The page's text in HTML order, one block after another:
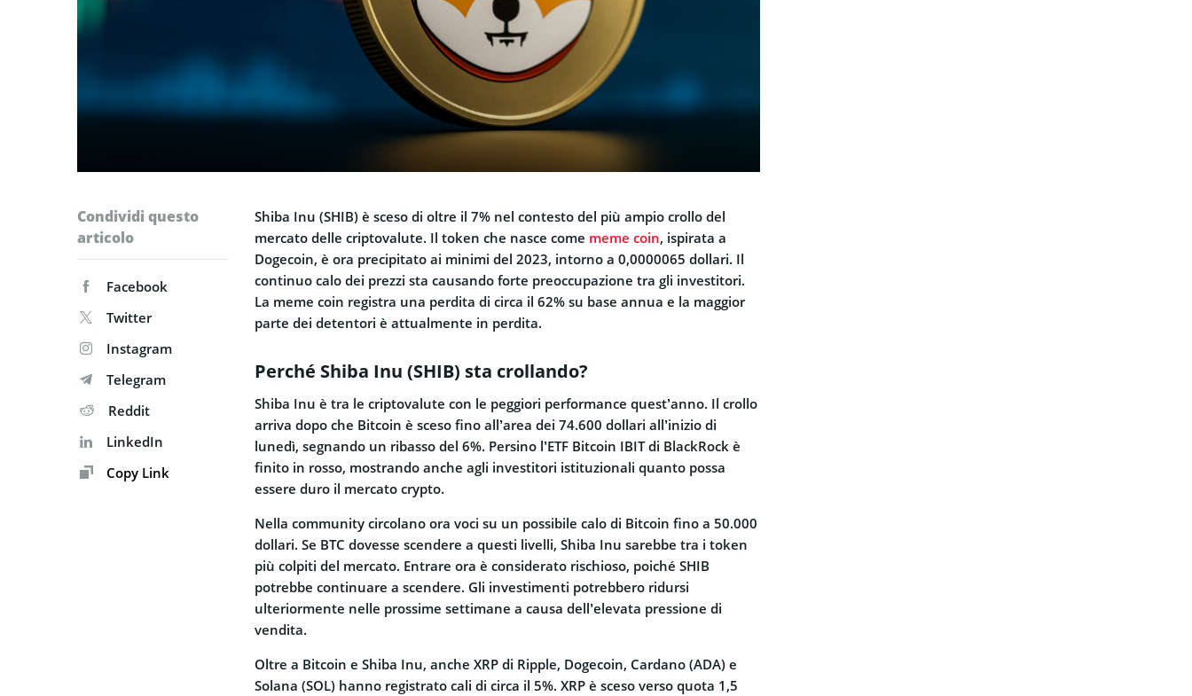
Condividi questo
articolo
Facebook
Twitter
Instagram
Telegram
Reddit
LinkedIn
Copy Link
Shiba Inu (SHIB) è sceso di oltre il 7% nel contesto del più ampio crollo del
mercato delle criptovalute. Il token che nasce come meme coin, ispirata a
Dogecoin, è ora precipitato ai minimi del 2023, intorno a 0,0000065 dollari. Il
continuo calo dei prezzi sta causando forte preoccupazione tra gli investitori.
La meme coin registra una perdita di circa il 62% su base annua e la maggior
parte dei detentori è attualmente in perdita.
Perché Shiba Inu (SHIB) sta crollando?
Shiba Inu è tra le criptovalute con le peggiori performance quest’anno. Il crollo
arriva dopo che Bitcoin è sceso fino all’area dei 74.600 dollari all’inizio di
lunedì, segnando un ribasso del 6%. Persino l’ETF Bitcoin IBIT di BlackRock è
finito in rosso, mostrando anche agli investitori istituzionali quanto possa
essere duro il mercato crypto.
Nella community circolano ora voci su un possibile calo di Bitcoin fino a 50.000
dollari. Se BTC dovesse scendere a questi livelli, Shiba Inu sarebbe tra i token
più colpiti del mercato. Entrare ora è considerato rischioso, poiché SHIB
potrebbe continuare a scendere. Gli investimenti potrebbero ridursi
ulteriormente nelle prossime settimane a causa dell’elevata pressione di
vendita.
Oltre a Bitcoin e Shiba Inu, anche XRP di Ripple, Dogecoin, Cardano (ADA) e
Solana (SOL) hanno registrato cali di circa il 5%. XRP è sceso verso quota 1,5